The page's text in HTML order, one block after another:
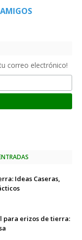
AMIGOS
correo electrónico!
Ideas Caseras,
para erizos de tierra: